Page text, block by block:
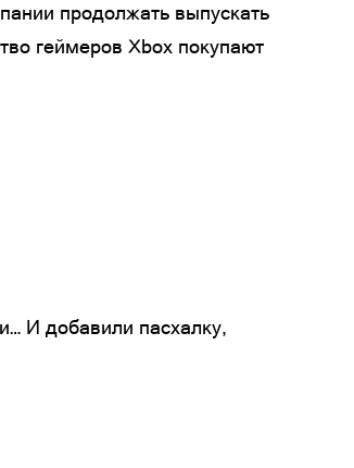
продолжать выпускать
геймеров Xbox покупают
И добавили пасхалку,